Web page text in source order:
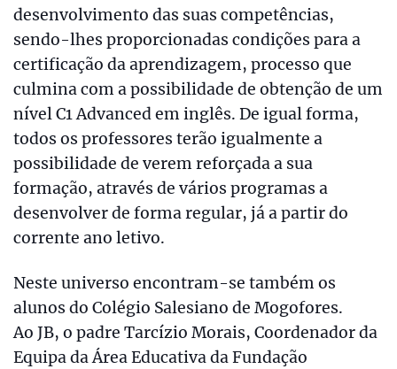
desenvolvimento das suas competências,
sendo-lhes proporcionadas condições para a
certificação da aprendizagem, processo que
culmina com a possibilidade de obtenção de um
nível C1 Advanced em inglês. De igual forma,
todos os professores terão igualmente a
possibilidade de verem reforçada a sua
formação, através de vários programas a
desenvolver de forma regular, já a partir do
corrente ano letivo.
Neste universo encontram-se também os
alunos do Colégio Salesiano de Mogofores.
Ao JB, o padre Tarcízio Morais, Coordenador da
Equipa da Área Educativa da Fundação